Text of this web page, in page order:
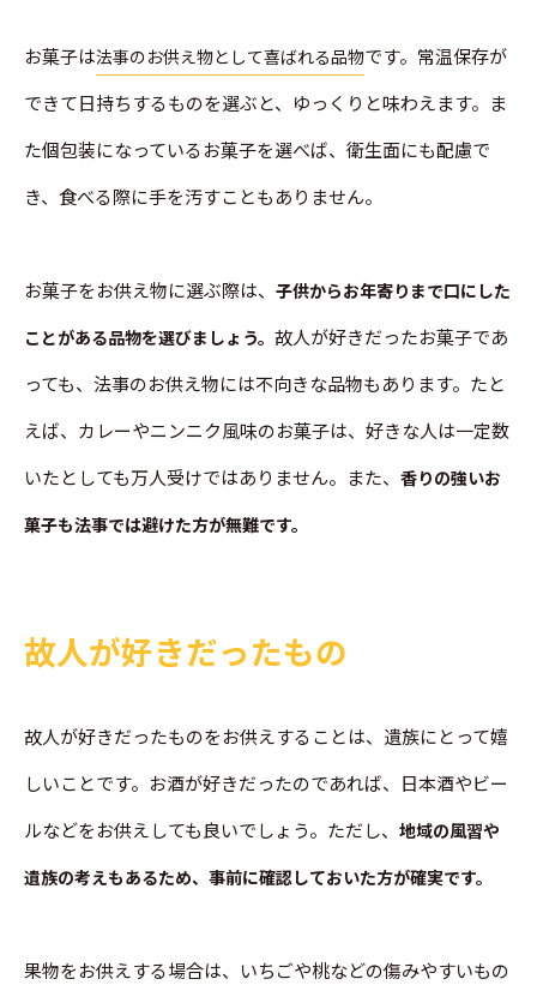
お菓子は法事のお供え物として喜ばれる品物です。常温保存が
できて日持ちするものを選ぶと、ゆっくりと味わえます。ま
た個包装になっているお菓子を選べば、衛生面にも配慮で
き、食べる際に手を汚すこともありません。
お菓子をお供え物に選ぶ際は、 子供からお年寄りまで口にした
ことがある品物を選びましょう。 故人が好きだったお菓子であ
っても、法事のお供え物には不向きな品物もあります。たと
えば、カレーやニンニク風味のお菓子は、好きな人は一定数
いたとしても万人受けではありません。また、 香りの強いお
菓子も法事では避けた方が無難です。
故人が好きだったもの
故人が好きだったものをお供えすることは、遺族にとって嬉
しいことです。お酒が好きだったのであれば、日本酒やビー
ルなどをお供えしても良いでしょう。ただし、 地域の風習や
遺族の考えもあるため、事前に確認しておいた方が確実です。
果物をお供えする場合は、いちごや桃などの傷みやすいもの